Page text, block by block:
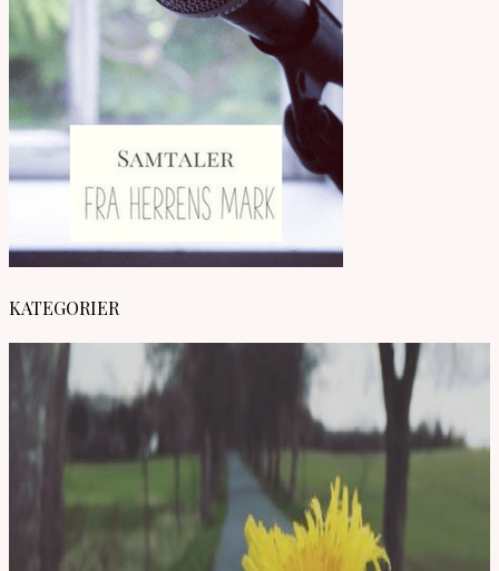
KATEGORIER